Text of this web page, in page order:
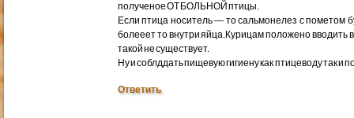
полученое ОТ БОЛЬНОЙ птицы.
Если птица носитель — то сальмонелез с пометом
болееет то внутри яйца.Курицам положено вводить
такой не существует.
Ну и соблддать пищевую гигиену как птицеводу так и
Ответить